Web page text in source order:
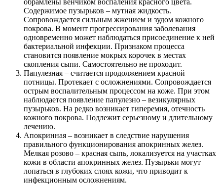
обрамлены венчиком воспаления красного цвета.
Содержимое пузырьков – мутная жидкость.
Сопровождается сильным жжением и зудом кожного
покрова. В момент прогрессирования заболевания
одновременно может наблюдаться присоединение к ней
бактериальной инфекции. Признаком процесса
становится появление мокрых корочек в местах
скопления сыпи. Самостоятельно не проходит.
Папулезная – считается продолжением красной
потницы. Протекает с осложнениями. Сопровождается
острым воспалительным процессом на коже. При этом
наблюдается появление папулезно – везикулярных
пузырьков. На редко возникает гиперемия, отечность
кожного покрова. Подлежит серьезному и длительному
лечению.
Апокринная – возникает в следствие нарушения
правильного функционирования апокринных желез.
Мелкая розово – красная сыпь, локализуется на участках
кожи в области апокринных желез. Пузырьки могут
лопаться в глубоких слоях кожи, что приводит к
инфекционным осложнениям.